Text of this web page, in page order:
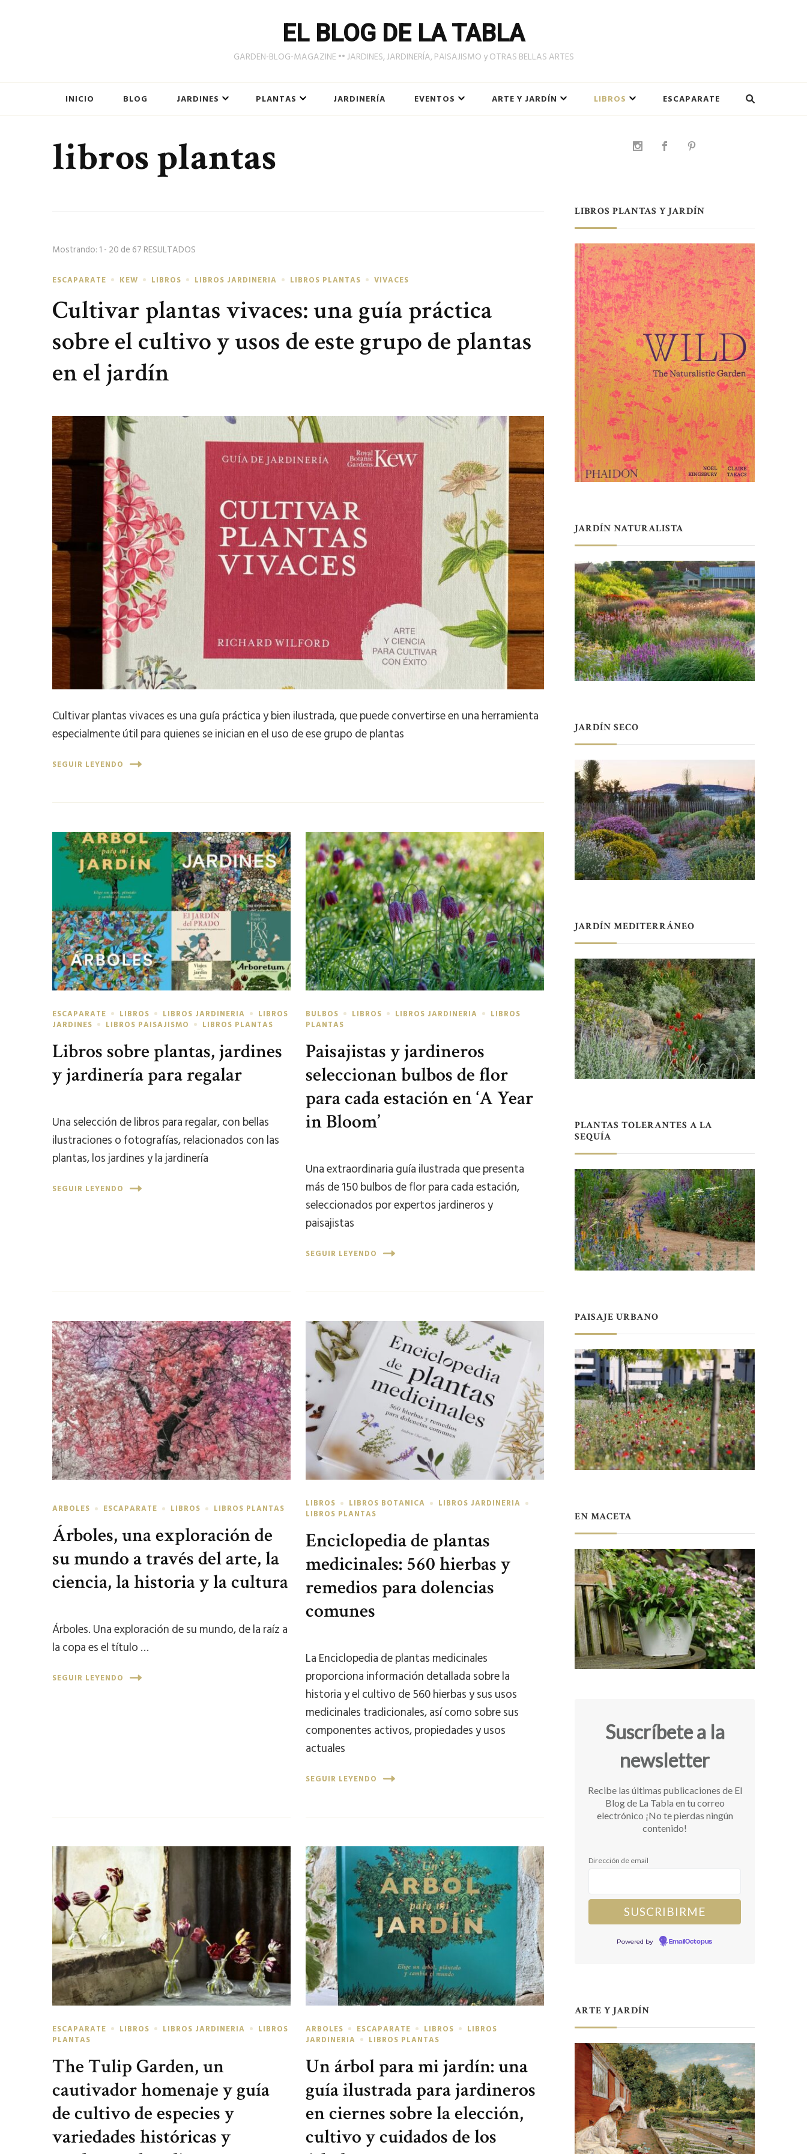
EL BLOG DE LA TABLA
GARDEN-BLOG-MAGAZINE •• JARDINES, JARDINERÍA, PAISAJISMO y OTRAS BELLAS ARTES
INICIO BLOG JARDINES PLANTAS JARDINERÍA EVENTOS ARTE Y JARDÍN LIBROS ESCAPARATE
libros plantas
Mostrando: 1 - 20 de 67 RESULTADOS
ESCAPARATE KEW LIBROS LIBROS JARDINERIA LIBROS PLANTAS VIVACES
Cultivar plantas vivaces: una guía práctica
sobre el cultivo y usos de este grupo de plantas
en el jardín
Cultivar plantas vivaces es una guía práctica y bien ilustrada, que puede convertirse en una herramienta
especialmente útil para quienes se inician en el uso de ese grupo de plantas
SEGUIR LEYENDO
ESCAPARATE LIBROS LIBROS JARDINERIA
LIBROS
JARDINES
LIBROS PAISAJISMO LIBROS PLANTAS
Libros sobre plantas, jardines
y jardinería para regalar
Una selección de libros para regalar, con bellas
ilustraciones o fotografías, relacionados con las
plantas, los jardines y la jardinería
SEGUIR LEYENDO
BULBOS LIBROS LIBROS JARDINERIA
LIBROS
PLANTAS
Paisajistas y jardineros
seleccionan bulbos de flor
para cada estación en ‘A Year
in Bloom’
Una extraordinaria guía ilustrada que presenta
más de 150 bulbos de flor para cada estación,
seleccionados por expertos jardineros y
paisajistas
SEGUIR LEYENDO
ARBOLES ESCAPARATE LIBROS LIBROS PLANTAS
Árboles, una exploración de
su mundo a través del arte, la
ciencia, la historia y la cultura
Árboles. Una exploración de su mundo, de la raíz a
la copa es el título …
SEGUIR LEYENDO
LIBROS LIBROS BOTANICA
LIBROS JARDINERIA
LIBROS PLANTAS
Enciclopedia de plantas
medicinales: 560 hierbas y
remedios para dolencias
comunes
La Enciclopedia de plantas medicinales
proporciona información detallada sobre la
historia y el cultivo de 560 hierbas y sus usos
medicinales tradicionales, así como sobre sus
componentes activos, propiedades y usos
actuales
SEGUIR LEYENDO
ESCAPARATE LIBROS LIBROS JARDINERIA
LIBROS
PLANTAS
The Tulip Garden, un
cautivador homenaje y guía
de cultivo de especies y
variedades históricas y
ARBOLES ESCAPARATE LIBROS
LIBROS
JARDINERIA
LIBROS PLANTAS
Un árbol para mi jardín: una
guía ilustrada para jardineros
en ciernes sobre la elección,
cultivo y cuidados de los
LIBROS PLANTAS Y JARDÍN
JARDÍN NATURALISTA
JARDÍN SECO
JARDÍN MEDITERRÁNEO
PLANTAS TOLERANTES A LA
SEQUÍA
PAISAJE URBANO
EN MACETA
Suscríbete a la
newsletter
Recibe las últimas publicaciones de El
Blog de La Tabla en tu correo
electrónico ¡No te pierdas ningún
contenido!
Dirección de email
Powered by EmailOctopus
ARTE Y JARDÍN